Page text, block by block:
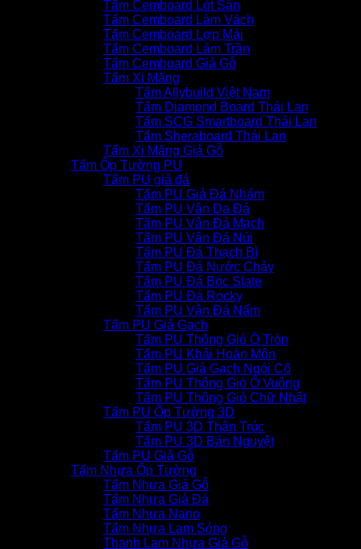
Tấm Cemboard Lót Sàn
Tấm Cemboard Làm Vách
Tấm Cemboard Lợp Mái
Tấm Cemboard Làm Trần
Tấm Cemboard Giả Gỗ
Tấm Xi Măng
Tấm Allybuild Việt Nam
Tấm Diamond Board Thái Lan
Tấm SCG Smartboard Thái Lan
Tấm Sheraboard Thái Lan
Tấm Xi Măng Giả Gỗ
Tấm Ốp Tường PU
Tấm PU giả đá
Tấm PU Giả Đá Nhám
Tấm PU Vân Da Đá
Tấm PU Vân Đá Mạch
Tấm PU Vân Đá Núi
Tấm PU Đá Thạch Bì
Tấm PU Đá Nước Chảy
Tấm PU Đá Bóc Slate
Tấm PU Đá Rocky
Tấm PU Vân Đá Nấm
Tấm PU Giả Gạch
Tấm PU Thông Gió Ô Tròn
Tấm PU Khải Hoàn Môn
Tấm PU Giả Gạch Ngói Cổ
Tấm PU Thông Gió Ô Vuông
Tấm PU Thông Gió Chữ Nhật
Tấm PU Ốp Tường 3D
Tấm PU 3D Thân Trúc
Tấm PU 3D Bán Nguyệt
Tấm PU Giả Gỗ
Tấm Nhựa Ốp Tường
Tấm Nhựa Giả Gỗ
Tấm Nhựa Giả Đá
Tấm Nhựa Nano
Tấm Nhựa Lam Sóng
Thanh Lam Nhựa Giả Gỗ